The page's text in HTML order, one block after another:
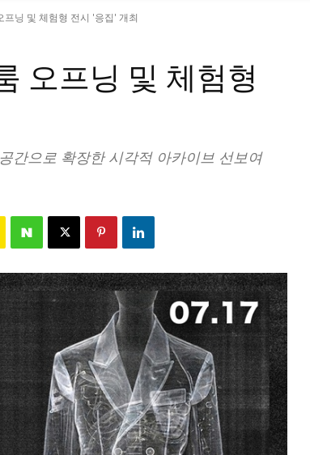
프닝 및 체험형 전시 '응집' 개최
오프닝 및 체험형
간으로 확장한 시각적 아카이브 선보여